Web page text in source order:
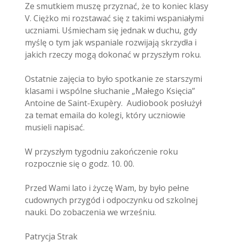
Ze smutkiem muszę przyznać, że to koniec klasy
V. Ciężko mi rozstawać się z takimi wspaniałymi
uczniami. Uśmiecham się jednak w duchu, gdy
myślę o tym jak wspaniale rozwijają skrzydła i
jakich rzeczy mogą dokonać w przyszłym roku.
Ostatnie zajęcia to było spotkanie ze starszymi
klasami i wspólne słuchanie „Małego Księcia”
Antoine de Saint-Exupèry. Audiobook posłużył
za temat emaila do kolegi, który uczniowie
musieli napisać.
W przyszłym tygodniu zakończenie roku
rozpocznie się o godz. 10. 00.
Przed Wami lato i życzę Wam, by było pełne
cudownych przygód i odpoczynku od szkolnej
nauki. Do zobaczenia we wrześniu.
Patrycja Strak